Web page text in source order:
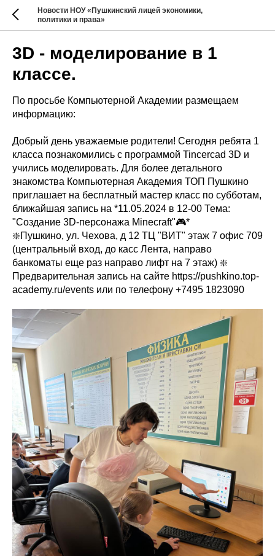
Новости НОУ «Пушкинский лицей экономики,
политики и права»
3D - моделирование в 1
классе.
По просьбе Компьютерной Академии размещаем
информацию:
Добрый день уважаемые родители! Сегодня ребята 1
класса познакомились с программой Tincercad 3D и
учились моделировать. Для более детального
знакомства Компьютерная Академия ТОП Пушкино
приглашает на бесплатный мастер класс по субботам,
ближайшая запись на *11.05.2024 в 12-00 Тема:
"Создание 3D-персонажа Minecraft"🎮*
❇️Пушкино, ул. Чехова, д 12 ТЦ "ВИТ" этаж 7 офис 709
(центральный вход, до касс Лента, направо
банкоматы еще раз направо лифт на 7 этаж) ❇️
Предварительная запись на сайте https://pushkino.top-
academy.ru/events или по телефону +7495 1823090